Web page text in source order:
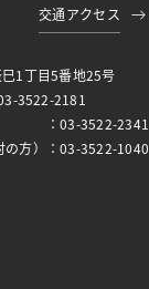
交通アクセス
1丁⽬5番地25号
3522-2181
：03-3522-2341
方）
：03-3522-1040